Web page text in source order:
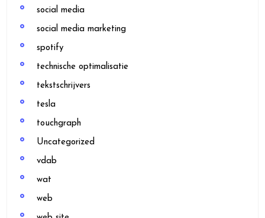
social media
social media marketing
spotify
technische optimalisatie
tekstschrijvers
tesla
touchgraph
Uncategorized
vdab
wat
web